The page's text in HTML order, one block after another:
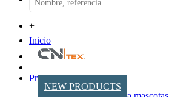
+
Inicio
NEW PRODUCTS
Productos